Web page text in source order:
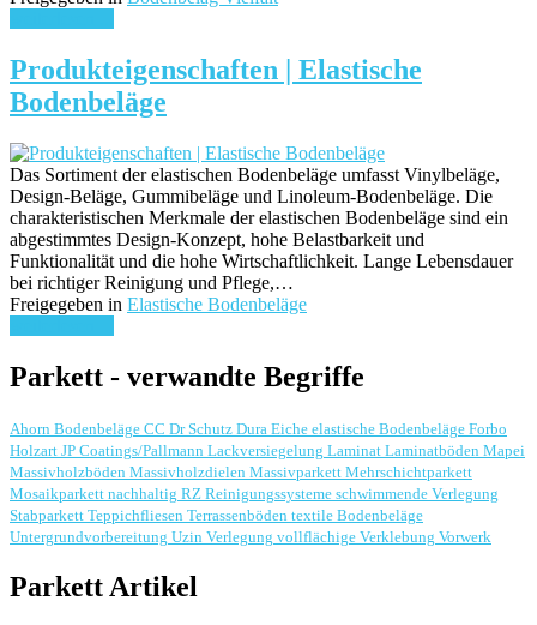
Produkteigenschaften | Elastische
Bodenbeläge
Das Sortiment der elastischen Bodenbeläge umfasst Vinylbeläge,
Design-Beläge, Gummibeläge und Linoleum-Bodenbeläge. Die
charakteristischen Merkmale der elastischen Bodenbeläge sind ein
abgestimmtes Design-Konzept, hohe Belastbarkeit und
Funktionalität und die hohe Wirtschaftlichkeit. Lange Lebensdauer
bei richtiger Reinigung und Pflege,…
Freigegeben in Elastische Bodenbeläge
Parkett - verwandte Begriffe
Ahorn Bodenbeläge CC Dr Schutz Dura Eiche elastische Bodenbeläge Forbo
Holzart JP Coatings/Pallmann Lackversiegelung Laminat Laminatböden Mapei
Massivholzböden Massivholzdielen Massivparkett Mehrschichtparkett
Mosaikparkett nachhaltig RZ Reinigungssysteme schwimmende Verlegung
Stabparkett Teppichfliesen Terrassenböden textile Bodenbeläge
Untergrundvorbereitung Uzin Verlegung vollflächige Verklebung Vorwerk
Parkett Artikel